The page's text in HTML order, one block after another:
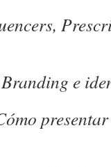
Branding e